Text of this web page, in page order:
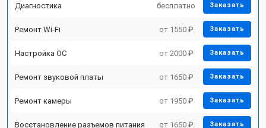
Диагностика бесплатно Заказать
Ремонт Wi-Fi от 1550 ₽ Заказать
Настройка ОС от 2000 ₽ Заказать
Ремонт звуковой платы от 1650 ₽ Заказать
Ремонт камеры от 1950 ₽ Заказать
Восстановление разъемов питания от 1650 ₽ Заказать